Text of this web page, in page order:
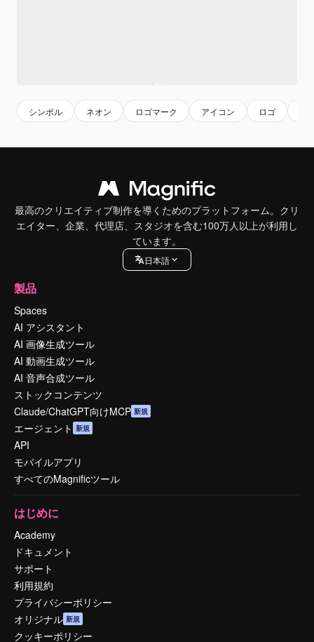
シンボル ネオン ロゴマーク アイコン ロゴ
最高のクリエイティブ制作を導くためのプラットフォーム。クリ
エイター、企業、代理店、スタジオを含む100万人以上が利用し
ています。
日本語
製品
Spaces
AI アシスタント
AI 画像生成ツール
AI 動画生成ツール
AI 音声合成ツール
ストックコンテンツ
Claude/ChatGPT向けMCP 新規
エージェント 新規
API
モバイルアプリ
すべてのMagnificツール
はじめに
Academy
ドキュメント
サポート
利用規約
プライバシーポリシー
オリジナル 新規
クッキーポリシー